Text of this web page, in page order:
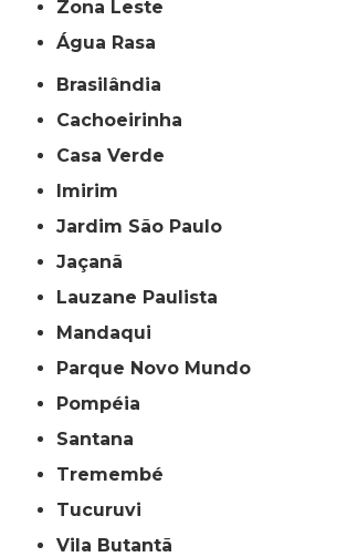
Zona Leste
Água Rasa
Brasilândia
Cachoeirinha
Casa Verde
Imirim
Jardim São Paulo
Jaçanã
Lauzane Paulista
Mandaqui
Parque Novo Mundo
Pompéia
Santana
Tremembé
Tucuruvi
Vila Butantã